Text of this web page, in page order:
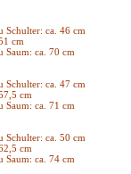
Schulter: ca. 46 cm
cm
Saum: ca. 70 cm
Schulter: ca. 47 cm
cm
Saum: ca. 71 cm
Schulter: ca. 50 cm
cm
Saum: ca. 74 cm